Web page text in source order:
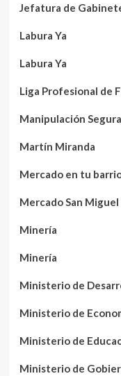
Jefatura de
Labura Ya
Labura Ya
Liga Profesional de
Manipulación
Martín Miranda
Mercado en tu
Mercado San Miguel
Minería
Minería
Ministerio de
Ministerio de
Ministerio de
Ministerio de